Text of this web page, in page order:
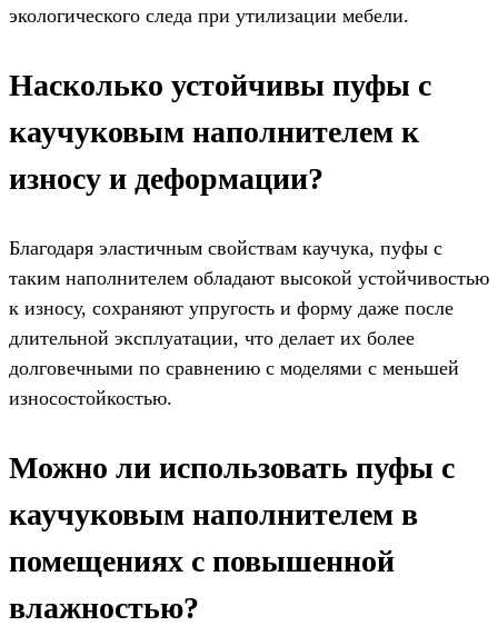
экологического следа при утилизации мебели.
Насколько устойчивы пуфы с
каучуковым наполнителем к
износу и деформации?
Благодаря эластичным свойствам каучука, пуфы с
таким наполнителем обладают высокой устойчивостью
к износу, сохраняют упругость и форму даже после
длительной эксплуатации, что делает их более
долговечными по сравнению с моделями с меньшей
износостойкостью.
Можно ли использовать пуфы с
каучуковым наполнителем в
помещениях с повышенной
влажностью?